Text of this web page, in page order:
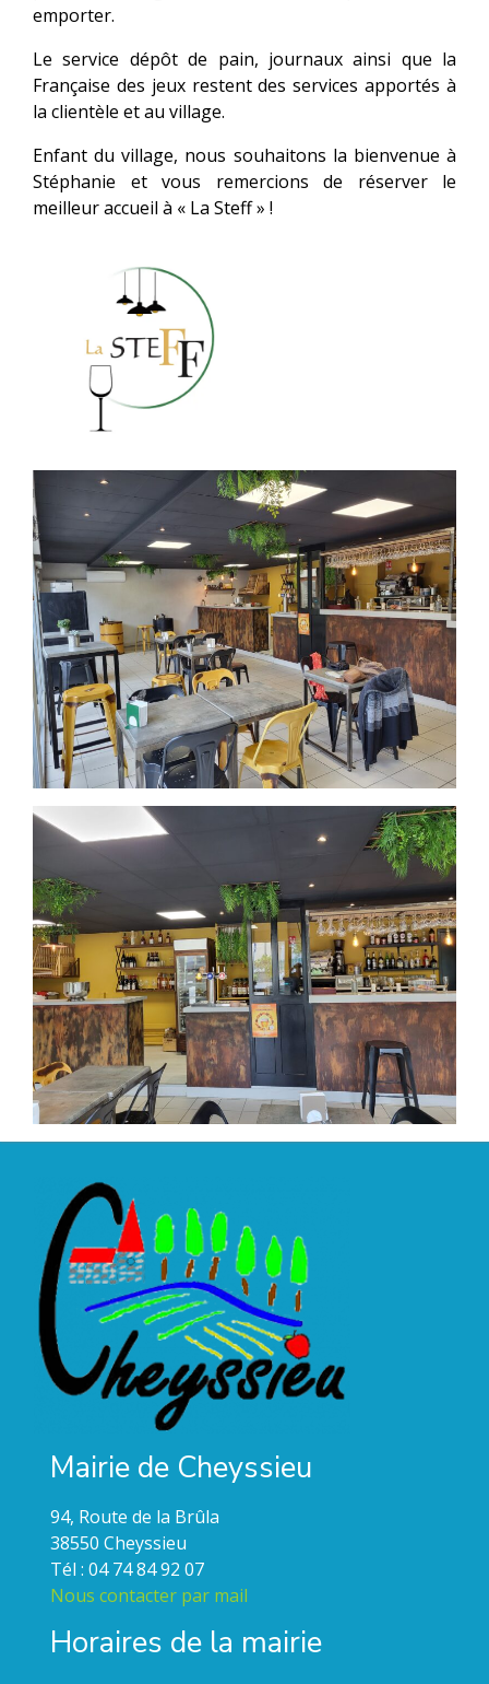
emporter.
Le service dépôt de pain, journaux ainsi que la
Française des jeux restent des services apportés à
la clientèle et au village.
Enfant du village, nous souhaitons la bienvenue à
Stéphanie et vous remercions de réserver le
meilleur accueil à « La Steff » !
Mairie de Cheyssieu
94, Route de la Brûla
38550 Cheyssieu
Tél : 04 74 84 92 07
Nous contacter par mail
Horaires de la mairie